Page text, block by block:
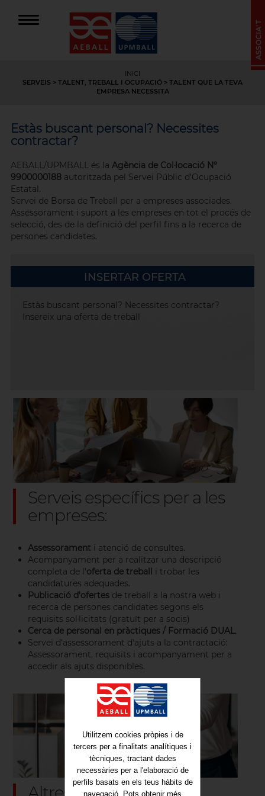
INICI
SERVEIS > TALENT, TREBALL I OCUPACIÓ > TALENT QUE LA TEVA
EMPRESA NECESSITA
Estàs buscant personal? Necessites
contractar?
AEBALL/UPMBALL és la Agència de Col·locació Nº
9900000188autoritzada pel Servei Públic d'Ocupació
Estatal.
Servei de Borsa de Treball per a empreses associades.
Assessorament i suport a les empreses en tot el procés de
selecció, des de la definició del perfil fins a la recerca de
persones candidates.
INSERTAR OFERTA
Estàs buscant personal? Necessites contractar?
Insereix una oferta de treball
Serveis específics per a les
empreses:
Assessorament i atenció de consultes.
Acompanyament per a realitzar una descripció
completa de l'oferta de treball
i trobar les
candidatures adequades.
Publicació d'ofertesde treball a la nostra web i
recerca de persones candidates segons els
requisits sol·licitats (gratuït per a socis)
Cerca de personal en pràctiques / Formació DUAL.
Servei d'assessorament d'ajuts a la contractació:
Assessorament, requisits i acompanyament per a
accedir als ajuts disponibles.
Utilitzem cookies pròpies i de
tercers per a finalitats analítiques i
tècniques, tractant dades
necessàries per a l'elaboració de
perfils basats en els teus hàbits de
navegació. Pots obtenir més